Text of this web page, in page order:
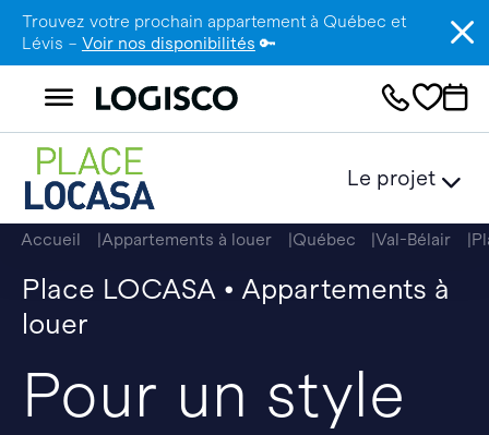
Trouvez votre prochain appartement à Québec et
Lévis – Voir nos disponibilités 🔑
Le projet
Accueil Appartements à louer Québec Val-Bélair
Place LOCASA • Appartements à
louer
Pour un style